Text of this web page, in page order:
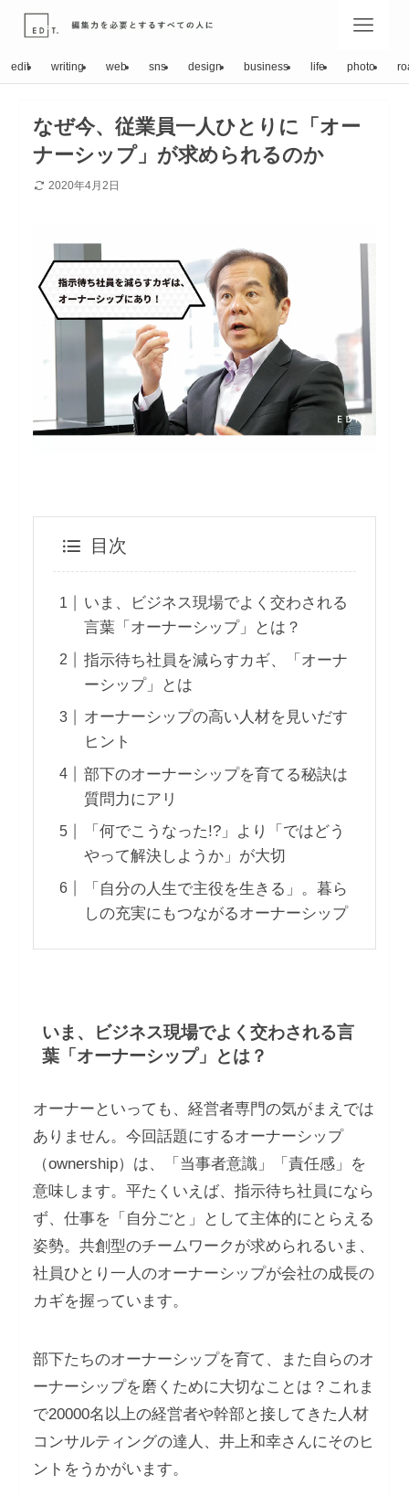
edit writing web sns design business life photo
なぜ今、従業員一人ひとりに「オー
ナーシップ」が求められるのか
2020年4月2日
目次
いま、ビジネス現場でよく交わされる
言葉「オーナーシップ」とは？
指示待ち社員を減らすカギ、「オーナ
ーシップ」とは
オーナーシップの高い人材を見いだす
ヒント
部下のオーナーシップを育てる秘訣は
質問力にアリ
「何でこうなった!?」より「ではどう
やって解決しようか」が大切
「自分の人生で主役を生きる」。暮ら
しの充実にもつながるオーナーシップ
いま、ビジネス現場でよく交わされる言
葉「オーナーシップ」とは？
オーナーといっても、経営者専門の気がまえでは
ありません。今回話題にするオーナーシップ
（ownership）は、「当事者意識」「責任感」を
意味します。平たくいえば、指示待ち社員になら
ず、仕事を「自分ごと」として主体的にとらえる
姿勢。共創型のチームワークが求められるいま、
社員ひとり一人のオーナーシップが会社の成長の
カギを握っています。
部下たちのオーナーシップを育て、また自らのオ
ーナーシップを磨くために大切なことは？これま
で20000名以上の経営者や幹部と接してきた人材
コンサルティングの達人、井上和幸さんにそのヒ
ントをうかがいます。